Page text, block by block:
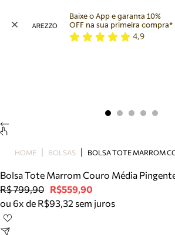
Bolsa
Tamanco
Tênis
Mule
Baixe o App e garanta 10%
OFF na sua primeira compra*
4,9
HOME BOLSAS
Bolsa Tote Marrom Couro Média
R$ 799,90 R$559,90
ou 6x de R$93,32 sem juros